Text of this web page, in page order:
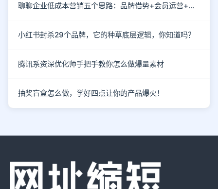
聊聊企业低成本营销五个思路：品牌借势+会员运营+情感营销
小红书封杀29个品牌，它的种草底层逻辑，你知道吗？
腾讯系资深优化师手把手教你怎么做爆量素材
抽奖盲盒怎么做，学好四点让你的产品爆火！